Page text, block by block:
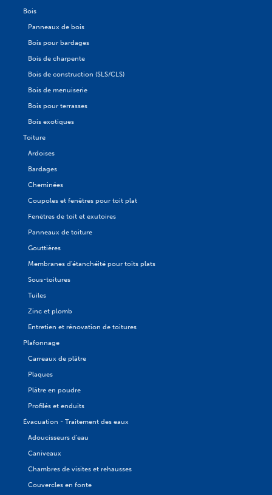
Bois
Panneaux de bois
Bois pour bardages
Bois de charpente
Bois de construction (SLS/CLS)
Bois de menuiserie
Bois pour terrasses
Bois exotiques
Toiture
Ardoises
Bardages
Cheminées
Coupoles et fenêtres pour toit plat
Fenêtres de toit et exutoires
Panneaux de toiture
Gouttières
Membranes d'étanchéité pour toits plats
Sous-toitures
Tuiles
Zinc et plomb
Entretien et rénovation de toitures
Plafonnage
Carreaux de plâtre
Plaques
Plâtre en poudre
Profilés et enduits
Évacuation - Traitement des eaux
Adoucisseurs d'eau
Caniveaux
Chambres de visites et rehausses
Couvercles en fonte